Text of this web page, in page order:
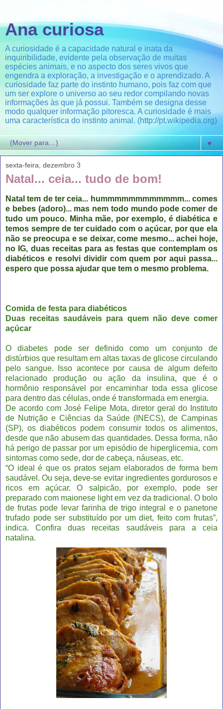
Ana curiosa
A curiosidade é a capacidade natural e inata da
inquiribilidade, evidente pela observação de muitas
espécies animais, e no aspecto dos seres vivos que
engendra a exploração, a investigação e o aprendizado. A
curiosidade faz parte do instinto humano, pois faz com que
um ser explore o universo ao seu redor compilando novas
informações às que já possui. Também se designa desse
modo qualquer informação pitoresca. A curiosidade é mais
uma característica do instinto animal. (http://pt.wikipedia.org)
▼
sexta-feira, dezembro 3
Natal... ceia... tudo de bom!
Natal tem de ter ceia... hummmmmmmmmmmm... comes
e bebes (adoro)... mas nem todo mundo pode comer de
tudo um pouco. Minha mãe, por exemplo, é diabética e
temos sempre de ter cuidado com o açúcar, por que ela
não se preocupa e se deixar, come mesmo... achei hoje,
no IG, duas receitas para as festas que contemplam os
diabéticos e resolvi dividir com quem por aqui passa...
espero que possa ajudar que tem o mesmo problema.
Comida de festa para diabéticos
Duas receitas saudáveis para quem não deve comer
açúcar
O diabetes pode ser definido como um conjunto de
distúrbios que resultam em altas taxas de glicose circulando
pelo sangue. Isso acontece por causa de algum defeito
relacionado produção ou ação da insulina, que é o
hormônio responsável por encaminhar toda essa glicose
para dentro das células, onde é transformada em energia.
De acordo com José Felipe Mota, diretor geral do Instituto
de Nutrição e Ciências da Saúde (INECS), de Campinas
(SP), os diabéticos podem consumir todos os alimentos,
desde que não abusem das quantidades. Dessa forma, não
há perigo de passar por um episódio de hiperglicemia, com
sintomas como sede, dor de cabeça, náuseas, etc.
“O ideal é que os pratos sejam elaborados de forma bem
saudável. Ou seja, deve-se evitar ingredientes gordurosos e
ricos em açúcar. O salpicão, por exemplo, pode ser
preparado com maionese light em vez da tradicional. O bolo
de frutas pode levar farinha de trigo integral e o panetone
trufado pode ser substituído por um diet, feito com frutas”,
indica. Confira duas receitas saudáveis para a ceia
natalina.